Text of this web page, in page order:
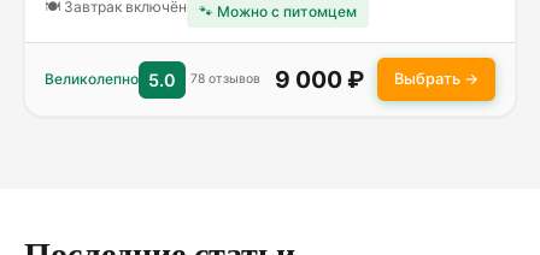
🍽 Завтрак включён 🐾 Можно с питомцем
Великолепно 5.0 78 отзывов 9 000 ₽ Выбрать →